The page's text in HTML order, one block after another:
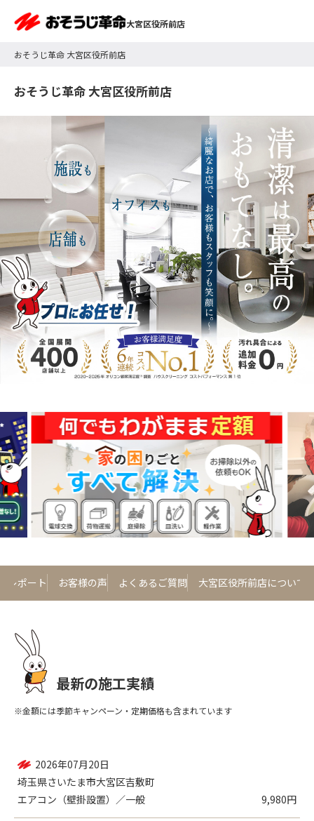
大宮区役所前店
おそうじ革命 大宮区役所前店
おそうじ革命 大宮区役所前店
レポート お客様の声 よくあるご質問 大宮区役所前店について
最新の施工実績
※金額には季節キャンペーン・定期価格も含まれています
2026年07月20日
埼玉県さいたま市大宮区吉敷町
エアコン（壁掛設置）／一般
9,980円